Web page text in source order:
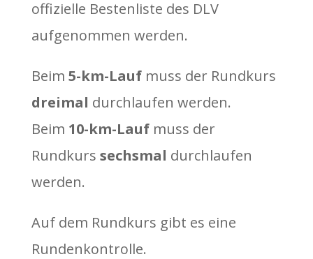
offizielle Bestenliste des DLV
aufgenommen werden.
Beim 5-km-Laufmuss der Rundkurs
dreimal durchlaufen werden.
Beim 10-km-Laufmuss der
Rundkurs sechsmal durchlaufen
werden.
Auf dem Rundkurs gibt es eine
Rundenkontrolle.